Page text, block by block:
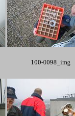
100-0098_img